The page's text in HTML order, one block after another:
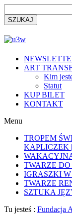
ART
Kim
Statut
KUP BILET
KONTAKT
Menu
TROPEM
KAPLICZEK |
TWARZE
IGRASZKI
TWARZE
SZTUKA
Tu jesteś : Fundacja